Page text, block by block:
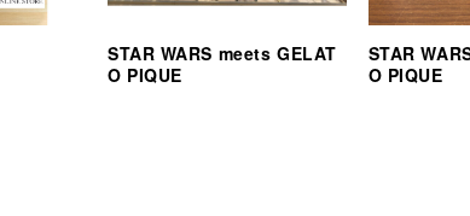
STAR WARS meets GELAT
O PIQUE
STAR
O PIQUE